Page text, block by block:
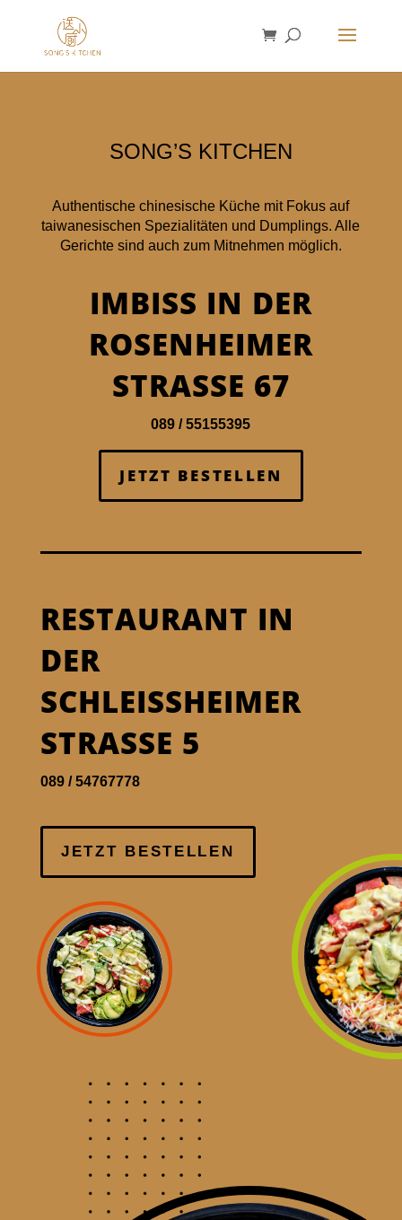
SONG’S KITCHEN
Authentische chinesische Küche mit Fokus auf
taiwanesischen Spezialitäten und Dumplings. Alle
Gerichte sind auch zum Mitnehmen möglich.
IMBISS IN DER
ROSENHEIMER
STRASSE 67
089 / 55155395
JETZT BESTELLEN
RESTAURANT IN
DER
SCHLEISSHEIMER S
TRASSE 5
089 / 54767778
JETZT BESTELLEN